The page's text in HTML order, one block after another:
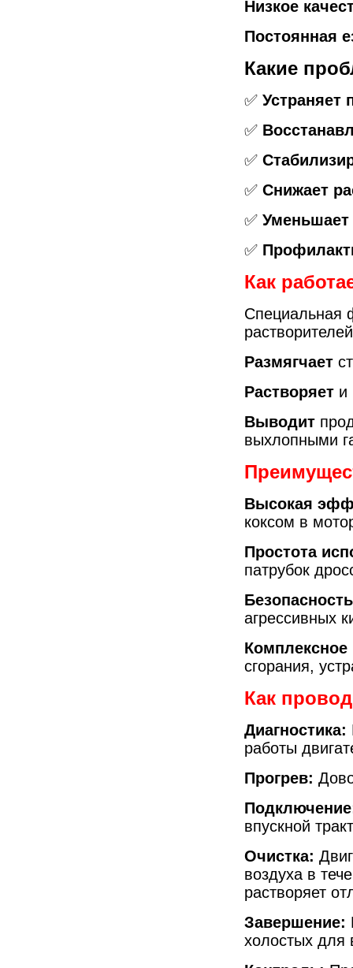
Низкое
Постоянная
Какие
✅ Устраняет
✅
✅
✅ Снижает
✅
✅
Как
Специальная
Размягчает
Растворяет и
Выводит
выхлопными
Высокая
коксом в
Простота
патрубок
агрессивных
Комплексное
сгорания,
Как
Диагностика:
работы
Прогрев:
впускной
Очистка:
воздуха в
растворяет
Завершение:
холостых для